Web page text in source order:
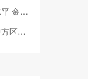
磨憨—
优惠